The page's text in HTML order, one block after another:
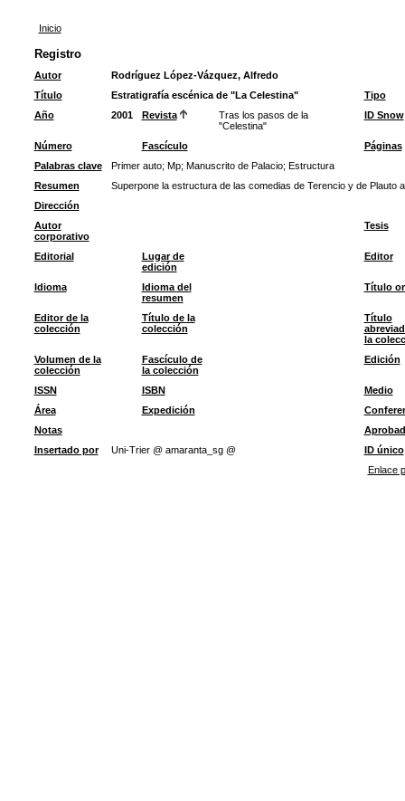
Inicio
Registro
Autor
Rodríguez López-Vázquez, Alfredo
Título
Estratigrafía escénica de "La Celestina"
Tipo
Año
2001 Revista
Tras los pasos de la
"Celestina"
ID Snow
Número Fascículo
Páginas
Palabras clave
Primer auto; Mp; Manuscrito de Palacio; Estructura
Resumen
Superpone la estructura de las comedias de Terencio y de Plauto
Dirección
Autor
corporativo
Tesis
Editorial
Lugar de
edición
Editor
Idioma
Idioma del
resumen
Título
Editor de la
colección
Título de la
colección
Título
la
Volumen de la
colección
Fascículo de
la colección
Edición
ISSN ISBN
Medio
Área
Expedición
Notas
Insertado por
Uni-Trier @ amaranta_sg @
ID único
Enlace